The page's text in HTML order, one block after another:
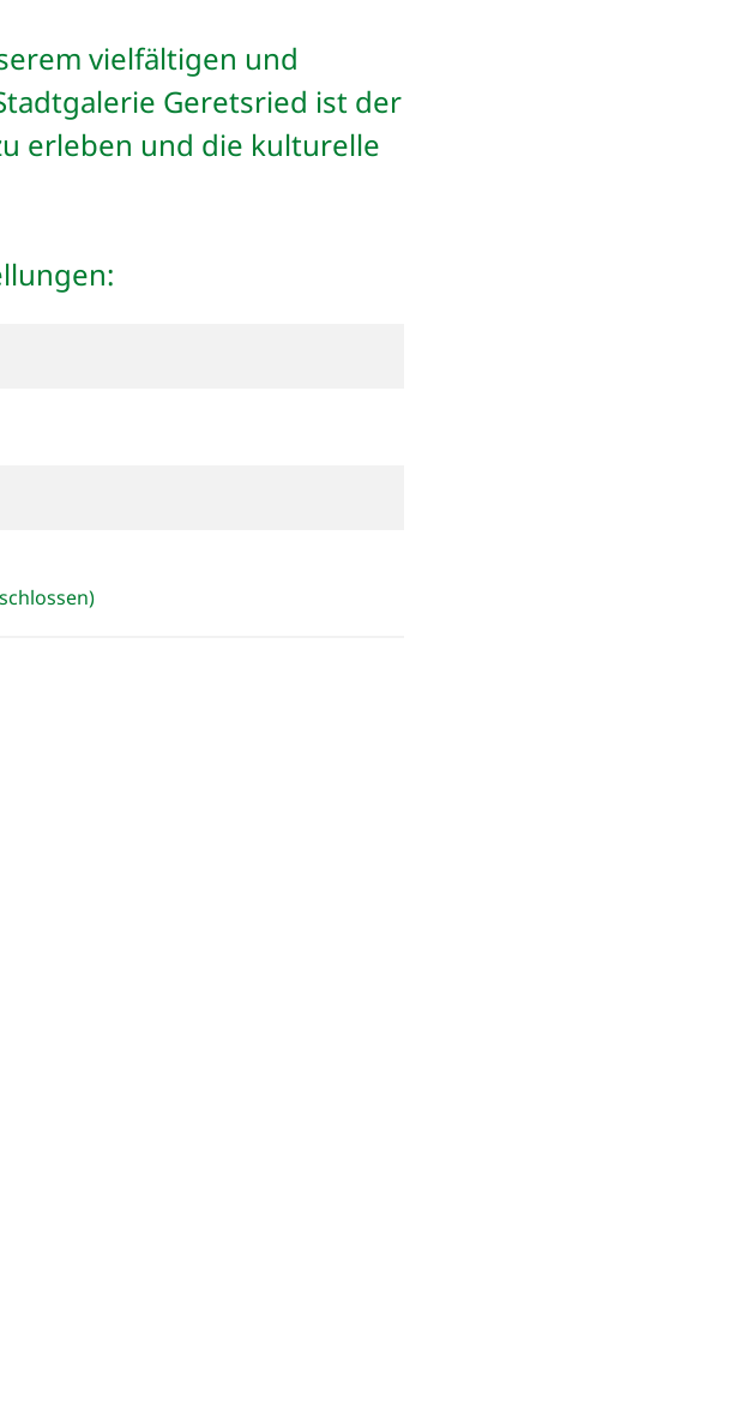
vielfältigen und
Geretsried ist der
erleben und die kulturelle